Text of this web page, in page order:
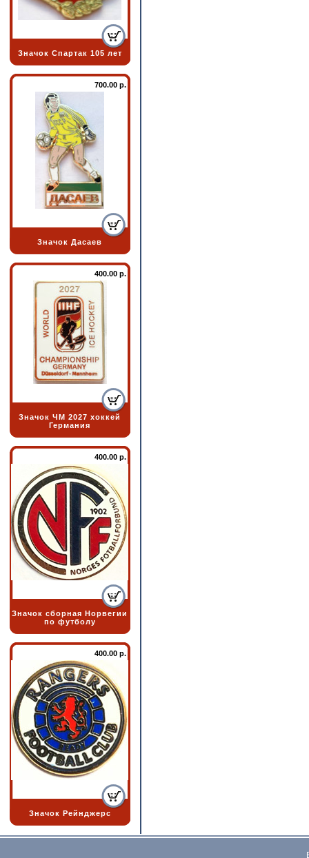
Значок Спартак 105 лет
700.00 р.
Значок Дасаев
400.00 р.
Значок ЧМ 2027 хоккей
Германия
400.00 р.
Значок сборная Норвегии
по футболу
400.00 р.
Значок Рейнджерс